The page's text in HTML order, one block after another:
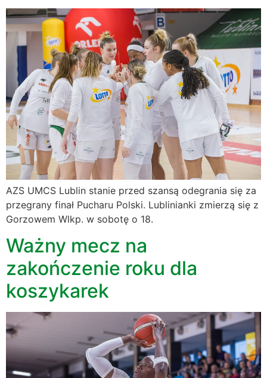
AZS UMCS Lublin stanie przed szansą odegrania się za
przegrany finał Pucharu Polski. Lublinianki zmierzą się z
Gorzowem Wlkp. w sobotę o 18.
Ważny mecz na
zakończenie roku dla
koszykarek